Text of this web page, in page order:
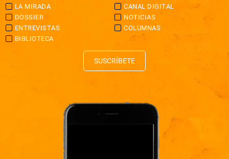
LA MIRADA
CANAL DIGITAL
DOSSIER
NOTICIAS
ENTREVISTAS
COLUMNAS
BIBLIOTECA
SUSCRÍBETE